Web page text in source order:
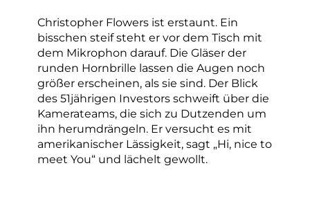
Christopher Flowers ist erstaunt. Ein
bisschen steif steht er vor dem Tisch mit
dem Mikrophon darauf. Die Gläser der
runden Hornbrille lassen die Augen noch
größer erscheinen, als sie sind. Der Blick
des 51jährigen Investors schweift über die
Kamerateams, die sich zu Dutzenden um
ihn herumdrängeln. Er versucht es mit
amerikanischer Lässigkeit, sagt „Hi, nice to
meet You“ und lächelt gewollt.